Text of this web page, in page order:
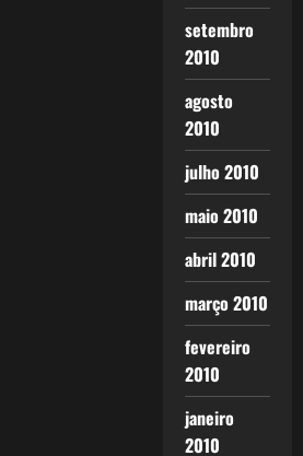
setembro
2010
agosto
2010
julho 2010
maio 2010
abril 2010
março 2010
fevereiro
2010
janeiro
2010